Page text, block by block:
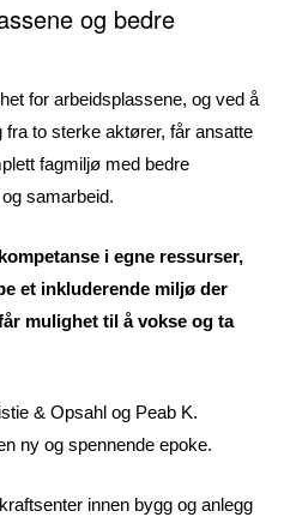
og bedre
for arbeidsplassene, og ved å
to sterke aktører, får ansatte
fagmiljø med bedre
samarbeid.
i egne ressurser,
et inkluderende miljø der
mulighet til å vokse og ta
& Opsahl og Peab K.
ny og spennende epoke.
innen bygg og anlegg